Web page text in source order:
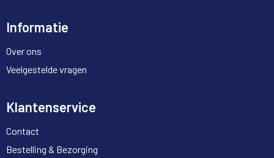
Informatie
Over ons
Veelgestelde vragen
Klantenservice
Contact
Bestelling & Bezorging